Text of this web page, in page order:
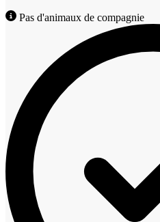
Pas d'animaux de compagnie